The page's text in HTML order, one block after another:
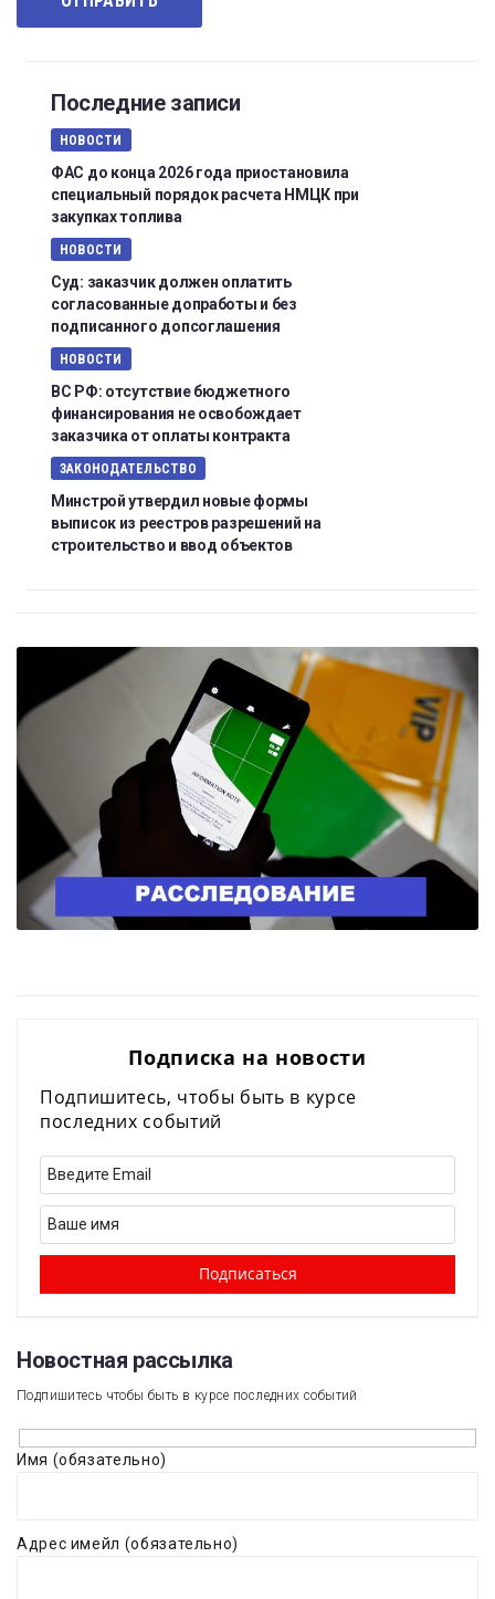
Последние записи
НОВОСТИ
ФАС до конца 2026 года приостановила
специальный порядок расчета НМЦК при
закупках топлива
НОВОСТИ
Суд: заказчик должен оплатить
согласованные допработы и без
подписанного допсоглашения
НОВОСТИ
ВС РФ: отсутствие бюджетного
финансирования не освобождает
заказчика от оплаты контракта
ЗАКОНОДАТЕЛЬСТВО
Минстрой утвердил новые формы
выписок из реестров разрешений на
строительство и ввод объектов
Подписка на новости
Подпишитесь, чтобы быть в курсе
последних событий
Новостная рассылка​
Подпишитесь чтобы быть в курсе последних событий
Имя (обязательно)
Адрес имейл (обязательно)